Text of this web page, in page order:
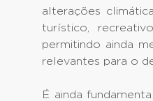
alterações
turístico,
permitindo ainda
relevantes para o
É ainda